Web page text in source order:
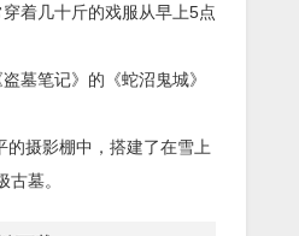
着几十斤的戏服从早上5点
墓笔记》的《蛇沼鬼城》
摄影棚中，搭建了在雪上
墓。